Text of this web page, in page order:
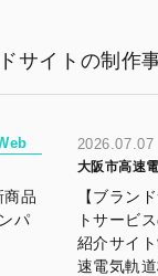
サイトの制作
商品
パ
2026.07.07
大阪市高速
【ブラン
トサービ
紹介サイ
速電気軌